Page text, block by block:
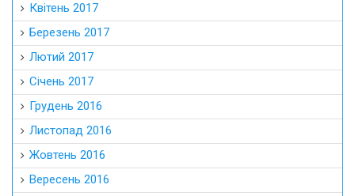
Квітень 2017
Березень 2017
Лютий 2017
Січень 2017
Грудень 2016
Листопад 2016
Жовтень 2016
Вересень 2016